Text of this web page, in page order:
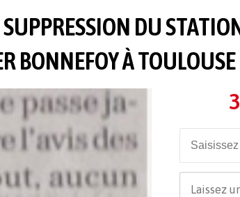
DU
BONNEFOY À TOULOUSE